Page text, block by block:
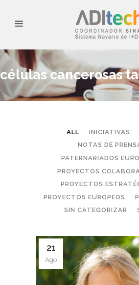
células cancerosas
ALL INICIATIVAS
NOTAS DE
PATERNARIADOS
PROYECTOS
PROYECTOS
PROYECTOS EUROPEOS
SIN CATEGORIZAR
21
Ago